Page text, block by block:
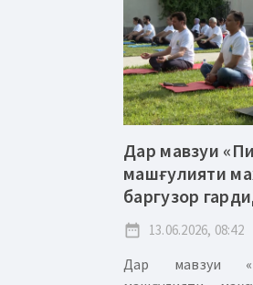
Дар мавзуи
машғулияти
баргузор
date_range 13.06.2026, 08:42
Дар мавзуи